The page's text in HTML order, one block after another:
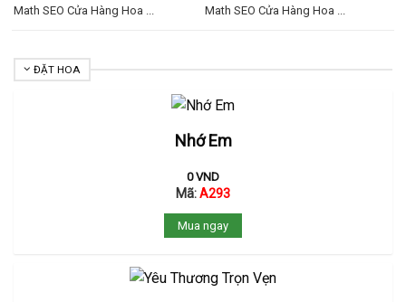
Math SEO Cửa Hàng Hoa ...
Math SEO Cửa Hàng Hoa ...
ĐẶT HOA
Nhớ Em
0VND
Mã:A293
Mua ngay